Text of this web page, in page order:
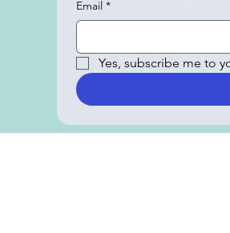
Email *
Yes, subscribe me to